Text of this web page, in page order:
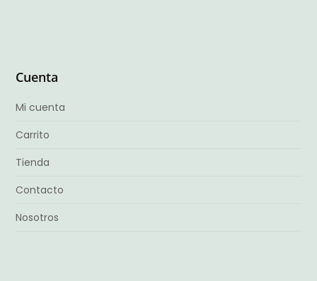
Cuenta
Mi cuenta
Carrito
Tienda
Contacto
Nosotros